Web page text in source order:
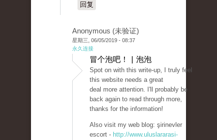
回复
Anonymous (未验证)
星期三, 06/05/2019 - 08:37
永久连接
冒个泡吧！ | 泡泡
Spot on with this write-up, I truly feel
this website needs a great
deal more attention. I'll probably be
back again to read through more,
thanks for the information!
Also visit my web blog: şirinevler
escort - http://www.uluslararasi-